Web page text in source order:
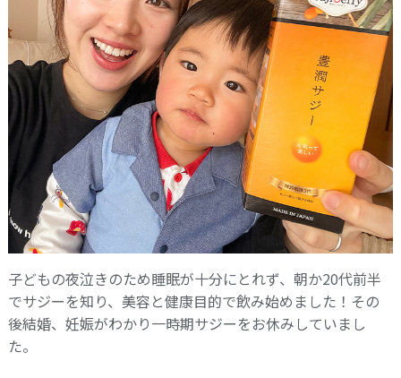
子どもの夜泣きのため睡眠が十分にとれず、朝か20代前半
でサジーを知り、美容と健康目的で飲み始めました！その
後結婚、妊娠がわかり一時期サジーをお休みしていまし
た。